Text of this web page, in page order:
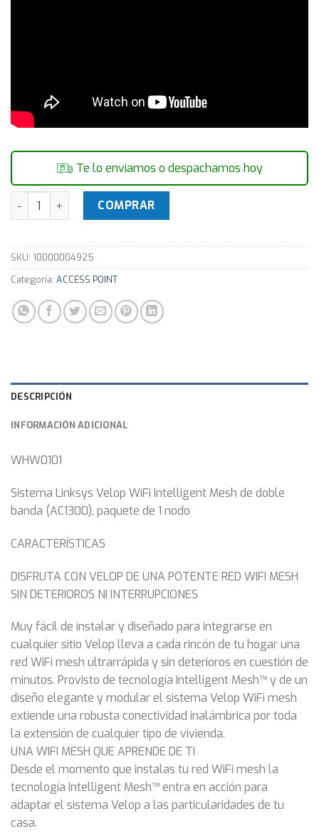
Te lo enviamos o despachamos hoy
Sistema Malla Wifi Linksys Velop Whw0101 Ac1300 1
COMPRAR
SKU: 10000004925
Categoría: ACCESS POINT
DESCRIPCIÓN
INFORMACIÓN ADICIONAL
WHW0101
Sistema Linksys Velop WiFi Intelligent Mesh de doble
banda (AC1300), paquete de 1 nodo
CARACTERÍSTICAS
DISFRUTA CON VELOP DE UNA POTENTE RED WIFI MESH
SIN DETERIOROS NI INTERRUPCIONES
Muy fácil de instalar y diseñado para integrarse en
cualquier sitio Velop lleva a cada rincón de tu hogar una
red WiFi mesh ultrarrápida y sin deterioros en cuestión de
minutos. Provisto de tecnología Intelligent Mesh™ y de un
diseño elegante y modular el sistema Velop WiFi mesh
extiende una robusta conectividad inalámbrica por toda
la extensión de cualquier tipo de vivienda.
UNA WIFI MESH QUE APRENDE DE TI
Desde el momento que instalas tu red WiFi mesh la
tecnología Intelligent Mesh™ entra en acción para
adaptar el sistema Velop a las particularidades de tu
casa.